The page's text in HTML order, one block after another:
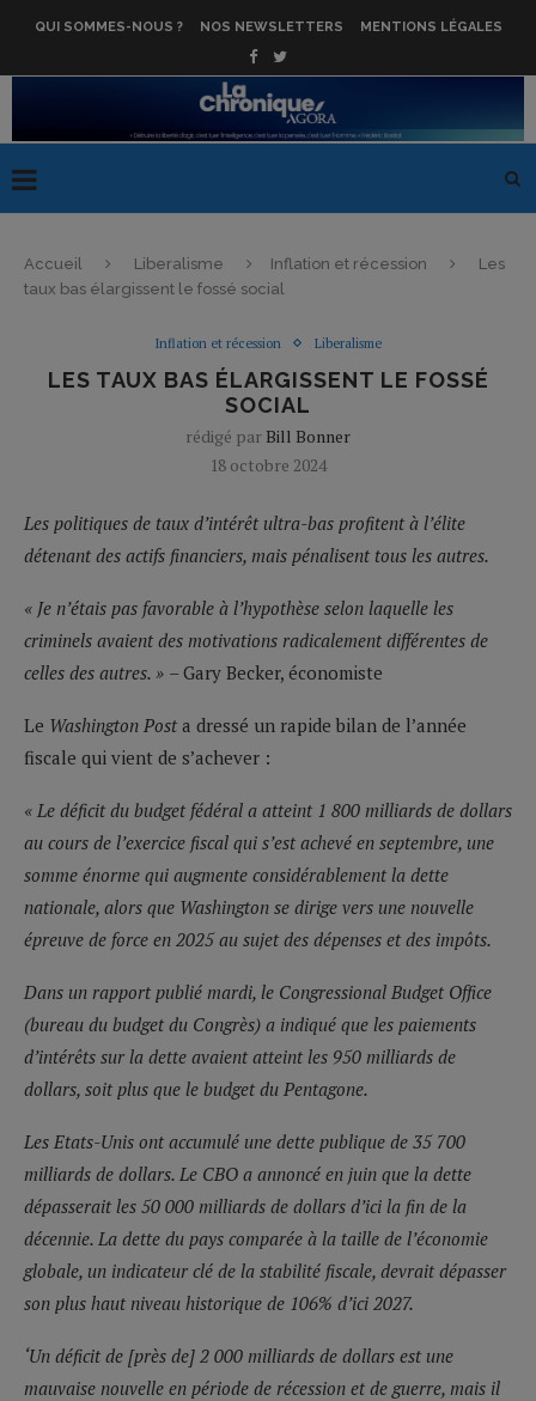
QUI SOMMES-NOUS ? NOS NEWSLETTERS MENTIONS LÉGALES
Accueil Liberalisme Inflation et récession
Les
taux bas élargissent le fossé social
Inflation et récession Liberalisme
LES TAUX BAS ÉLARGISSENT LE FOSSÉ
SOCIAL
rédigé par Bill Bonner
18 octobre 2024
Les politiques de taux d’intérêt ultra-bas profitent à l’élite
détenant des actifs financiers, mais pénalisent tous les autres.
« Je n’étais pas favorable à l’hypothèse selon laquelle les
criminels avaient des motivations radicalement différentes de
celles des autres. » – Gary Becker, économiste
Le Washington Post a dressé un rapide bilan de l’année
fiscale qui vient de s’achever :
« Le déficit du budget fédéral a atteint 1 800 milliards de dollars
au cours de l’exercice fiscal qui s’est achevé en septembre, une
somme énorme qui augmente considérablement la dette
nationale, alors que Washington se dirige vers une nouvelle
épreuve de force en 2025 au sujet des dépenses et des impôts.
Dans un rapport publié mardi, le Congressional Budget Office
(bureau du budget du Congrès) a indiqué que les paiements
d’intérêts sur la dette avaient atteint les 950 milliards de
dollars, soit plus que le budget du Pentagone.
Les Etats-Unis ont accumulé une dette publique de 35 700
milliards de dollars. Le CBO a annoncé en juin que la dette
dépasserait les 50 000 milliards de dollars d’ici la fin de la
décennie. La dette du pays comparée à la taille de l’économie
globale, un indicateur clé de la stabilité fiscale, devrait dépasser
son plus haut niveau historique de 106% d’ici 2027.
‘Un déficit de [près de] 2 000 milliards de dollars est une
mauvaise nouvelle en période de récession et de guerre, mais il